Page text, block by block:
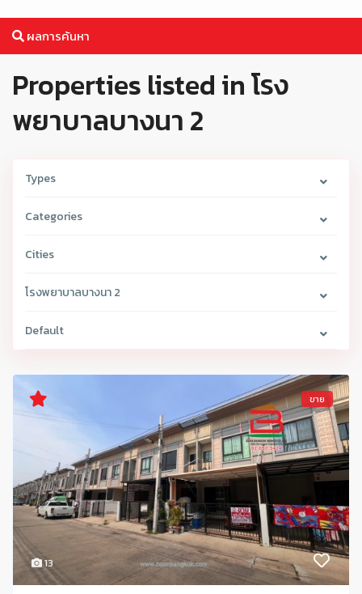
ผลการค้นหา
Properties listed in โรง
พยาบาลบางนา 2
Types
Categories
Cities
โรงพยาบาลบางนา 2
Default
13
ขาย